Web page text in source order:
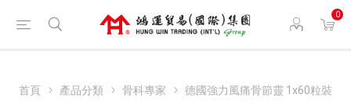
0
首頁 產品分類 骨科專家 德國強力風痛骨節靈 1x60粒裝